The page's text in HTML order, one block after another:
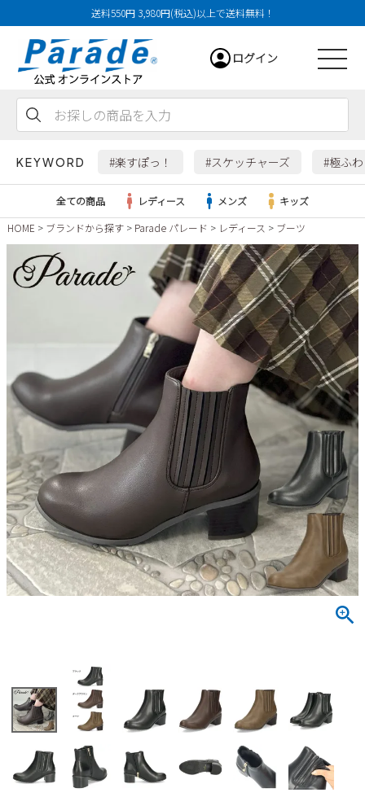
送料550円 3,980円(税込)以上で送料無料！
ログイン
KEYWORD #楽すぽっ！ #スケッチャーズ #極ふ
レディース
サンダル
レインシューズ
パンプス
スニーカー
ローファー
カジュアルシューズ
ウェア
Parade
SKECHERS
すべての商品
サンダル
レインシューズ
スニーカー
ビジネス・ドレスシューズ
ローファー
ワークシューズ
ブーツ
ウェア
キッズ
すべての商品
サンダル
レインシューズ
スニーカー
ブーツ
SKECHERS
NEW
すべての商品
レディース新入荷
メンズ新入荷
SALE
すべての商品
レディースSALE
キッズSALE
バッグ
ボディバッグ
ハンドバッグ
ビジネスバッグ
雑貨
すべての商品
ケア用品
店舗一覧
ご利用ガイド
全ての商品 レディース メンズ
キッズ
HOME
ブランドから探す Parade パレード レディース ブーツ